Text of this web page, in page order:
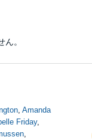
。
,Amanda
Friday,